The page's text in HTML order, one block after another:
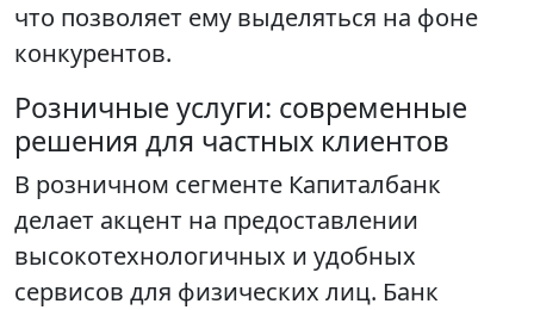
что позволяет ему выделяться на фоне
конкурентов.
Розничные услуги: современные
решения для частных клиентов
В розничном сегменте Капиталбанк
делает акцент на предоставлении
высокотехнологичных и удобных
сервисов для физических лиц. Банк